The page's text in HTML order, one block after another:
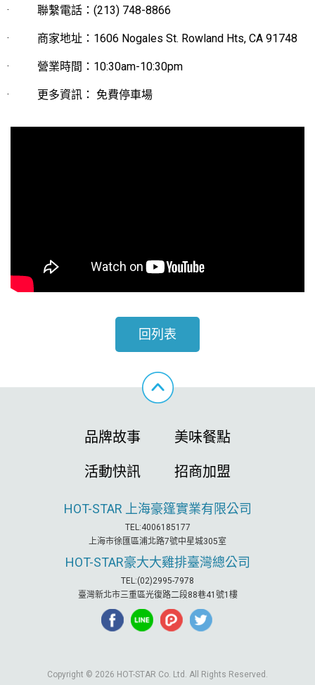
· 聯繫電話：(213) 748-8866
· 商家地址： 1606 Nogales St. Rowland Hts, CA 91748
· 營業時間：10:30am-10:30pm
· 更多資訊： 免費停車場
回列表
品牌故事 美味餐點
活動快訊 招商加盟
HOT-STAR 上海豪篷實業有限公司
TEL:4006185177
上海市徐匯區浦北路7號中星城305室
HOT-STAR豪大大雞排臺灣總公司
TEL:(02)2995-7978
臺灣新北市三重區光復路二段88巷41號1樓
Copyright © 2026 HOT-STAR Co. Ltd. All Rights Reserved.